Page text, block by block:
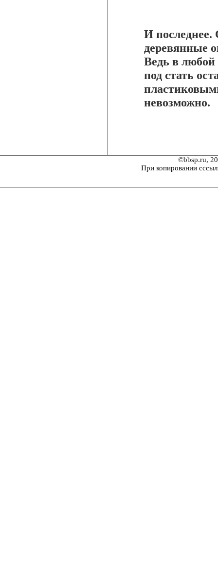
И последнее.
деревянные
Ведь в
под стать
невозможно.
©bbsp.ru,
При копировании